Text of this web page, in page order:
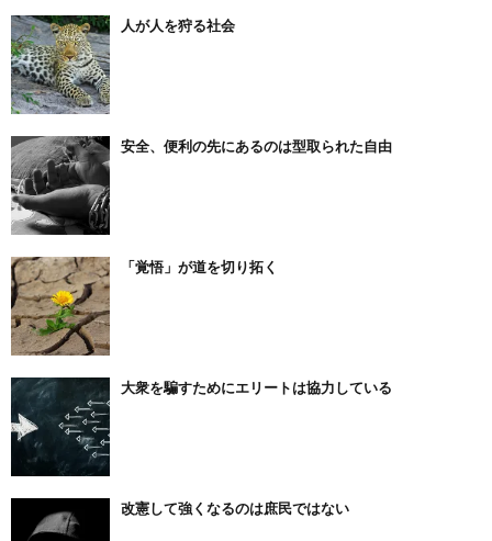
人が人を狩る社会
安全、便利の先にあるのは型取られた自由
「覚悟」が道を切り拓く
大衆を騙すためにエリートは協力している
改憲して強くなるのは庶民ではない